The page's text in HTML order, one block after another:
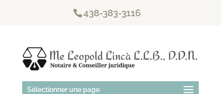
438-383-3116
Sélectionner une page